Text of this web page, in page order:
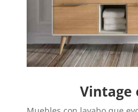
Vintage